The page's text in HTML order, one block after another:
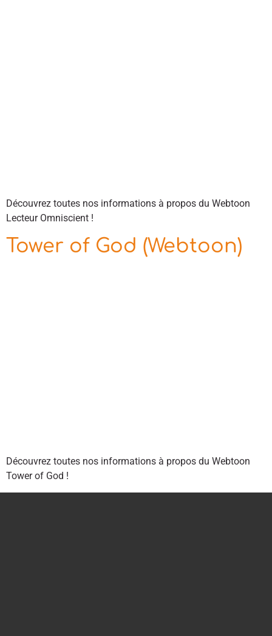
Découvrez toutes nos informations à propos du Webtoon
Lecteur Omniscient !
Tower of God (Webtoon)
Découvrez toutes nos informations à propos du Webtoon
Tower of God !